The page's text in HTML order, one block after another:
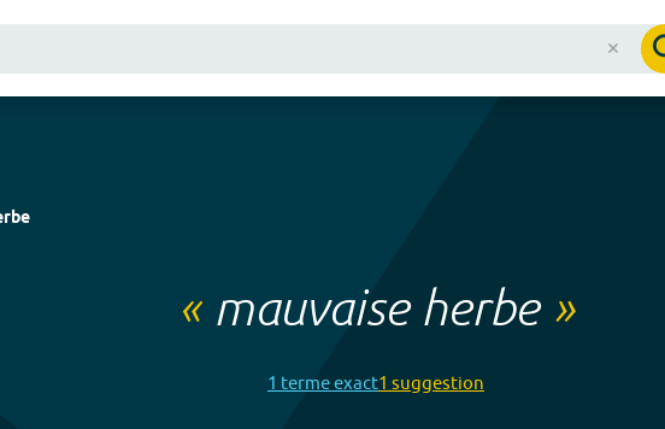
« mauvaise herbe»
1 termeexact1 suggestion